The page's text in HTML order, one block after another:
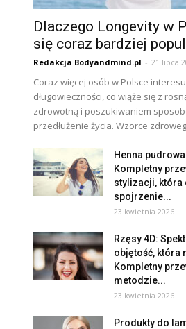
Dlaczego Longevity w
się coraz bardziej
Redakcja Bodyandmind.pl - 21 lipca
Coraz więcej osób w Polsce
długowieczności, co wiąże się z
zdrowotną i poszukiwaniem
przedłużenie życia. Wzorce
Henna
Kompletny
stylizacji, która
spojrzenie...
23 kwietnia 2026
Rzęsy 4D:
objętość, która
Kompletny
metodzie...
23 kwietnia 2026
Produkty do